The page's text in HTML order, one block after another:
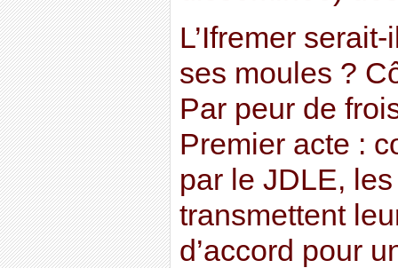
L’Ifremer
ses moules ?
Par peur de
Premier acte :
par le JDLE,
transmettent
d’accord pour